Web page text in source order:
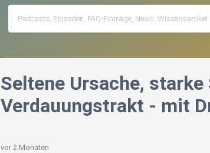
Seltene Ursache,
Verdauungstrakt - mit
vor 2 Monaten